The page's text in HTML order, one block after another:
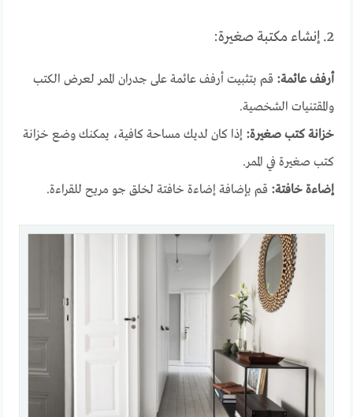
2. إنشاء مكتبة صغيرة:
أرفف عائمة: قم بتثبيت أرفف عائمة على جدران الممر لعرض الكتب
والمقتنيات الشخصية.
خزانة كتب صغيرة: إذا كان لديك مساحة كافية، يمكنك وضع خزانة
كتب صغيرة في الممر.
إضاءة خافتة: قم بإضافة إضاءة خافتة لخلق جو مريح للقراءة.